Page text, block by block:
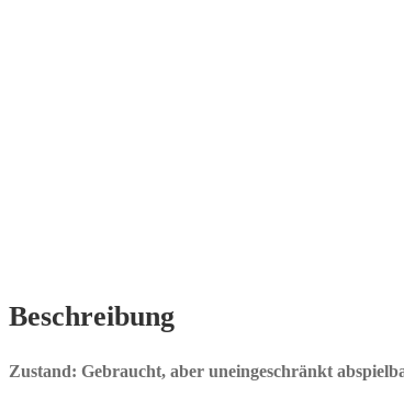
Beschreibung
Zustand: Gebraucht, aber uneingeschränkt